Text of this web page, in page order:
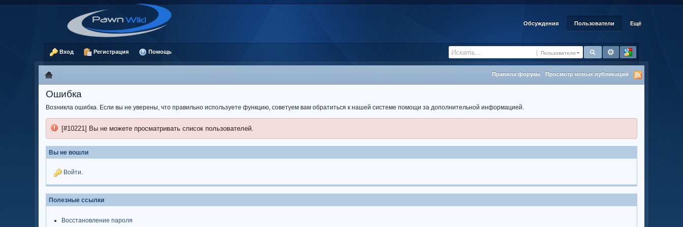
Обсуждения Пользователи Ещё
Пользователи
Вход Регистрация Помощь
Правила форума Просмотр новых публикаций
Ошибка
Возникла ошибка. Если вы не уверены, что правильно используете функцию, советуем вам обратиться к нашей системе помощи за дополнительной информацией.
[#10221] Вы не можете просматривать список пользователей.
Вы не вошли
Войти.
Полезные ссылки
Восстановление пароля